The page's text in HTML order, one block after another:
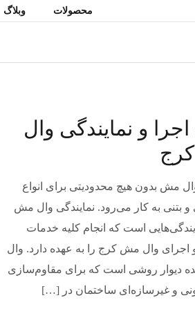
محصولات وبلاگ
و نمایندگی وال
مش بدون هیچ محدودیتی برای انواع
بتنی به کار می‌رود. نمایندگی وال مش
است که انجام کلیه خدمات
وال مش کرج را به عهده دارد. وال
دیوار روشی است که برای مقاوم‌سازی
و غیرسازه‌ای ساختمان در […]